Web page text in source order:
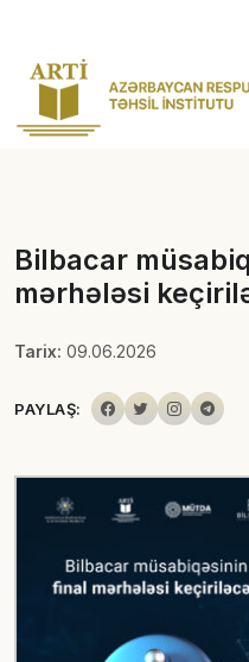
Bilbacar
mərhələsi
Tarix: 09.06.2026
PAYLAŞ: